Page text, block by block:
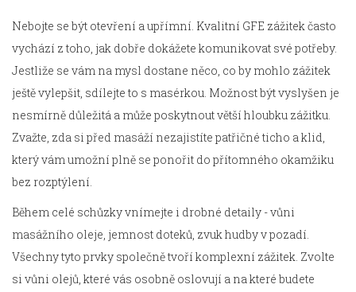
Nebojte se být otevření a upřímní. Kvalitní GFE zážitek často
vychází z toho, jak dobře dokážete komunikovat své potřeby.
Jestliže se vám na mysl dostane něco, co by mohlo zážitek
ještě vylepšit, sdílejte to s masérkou. Možnost být vyslyšen je
nesmírně důležitá a může poskytnout větší hloubku zážitku.
Zvažte, zda si před masáží nezajistíte patřičné ticho a klid,
který vám umožní plně se ponořit do přítomného okamžiku
bez rozptýlení.
Během celé schůzky vnímejte i drobné detaily - vůni
masážního oleje, jemnost doteků, zvuk hudby v pozadí.
Všechny tyto prvky společně tvoří komplexní zážitek. Zvolte
si vůni olejů, které vás osobně oslovují a na které budete